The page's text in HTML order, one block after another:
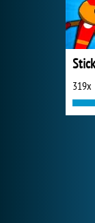
319x